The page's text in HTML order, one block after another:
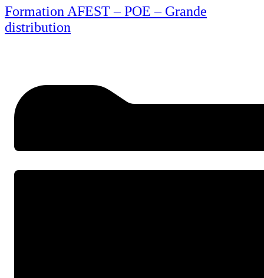
Formation AFEST – POE – Grande
distribution